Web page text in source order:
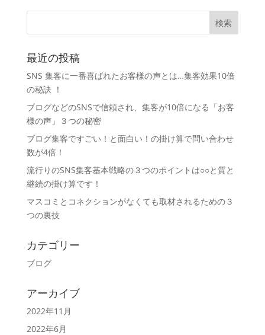
最近の投稿
SNS 集客に一番喜ばれたお客様の声とは…集客効果10倍
の秘訣 ！
ブログなどのSNSで信頼され、集客が10倍になる「お客
様の声」３つの秘密
ブログ集客ですごい！と面白い！の掛け算で問い合わせ
数が4倍！
流行りのSNS集客基本戦略の３つのポイントは○○と質と
継続の掛け算です！
マスコミとコネクションがなくても取材されるための３
つの裏技
カテゴリー
ブログ
アーカイブ
2022年11月
2022年6月